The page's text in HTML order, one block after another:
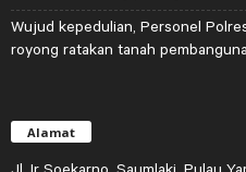
Wujud kepedulian, Personel
royong ratakan tanah
Alamat